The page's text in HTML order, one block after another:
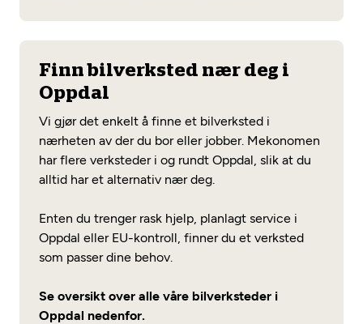
Finn bilverksted nær deg i
Oppdal
Vi gjør det enkelt å finne et bilverksted i
nærheten av der du bor eller jobber. Mekonomen
har flere verksteder i og rundt Oppdal, slik at du
alltid har et alternativ nær deg.
Enten du trenger rask hjelp, planlagt service i
Oppdal eller EU-kontroll, finner du et verksted
som passer dine behov.
Se oversikt over alle våre bilverksteder i
Oppdal nedenfor.